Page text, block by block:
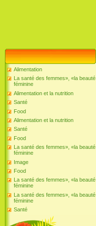
Alimentation
La santé des femmes», «la beauté
féminine
Alimentation et la nutrition
Santé
Food
Alimentation et la nutrition
Santé
Food
La santé des femmes», «la beauté
féminine
Image
Food
La santé des femmes», «la beauté
féminine
La santé des femmes», «la beauté
féminine
Santé